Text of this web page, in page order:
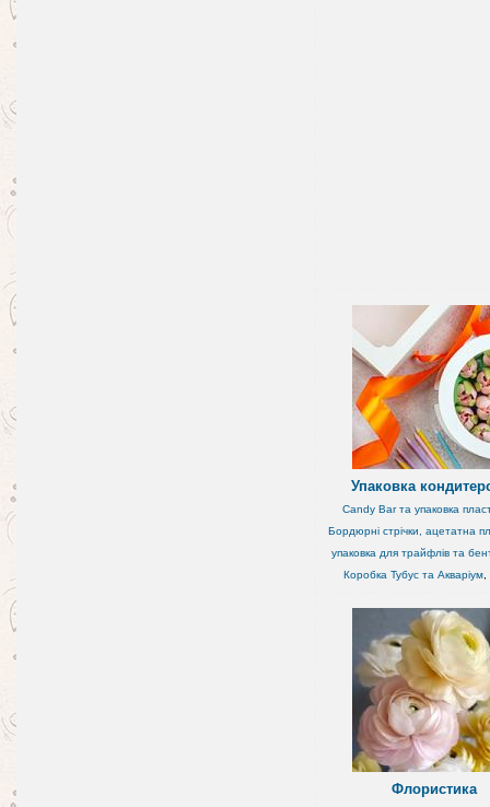
Упаковка
Candy Bar та упаковка
Бордюрні стрічки, ацетатна
упаковка для трайфлів та
Коробка Тубус та Акваріум,
Флористика